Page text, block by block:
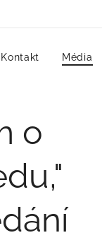
Kontakt Média
o